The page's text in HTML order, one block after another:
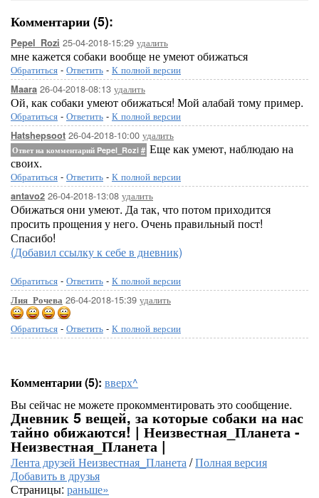
Комментарии (5):
Pepel_Rozi 25-04-2018-15:29 удалить
мне кажется собаки вообще не умеют обижаться
Обратиться - Ответить - К полной версии
Maara 26-04-2018-08:13 удалить
Ой, как собаки умеют обижаться! Мой алабай тому пример.
Обратиться - Ответить - К полной версии
Hatshepsoot 26-04-2018-10:00 удалить
Ответ на комментарий Pepel_Rozi # Еще как умеют, наблюдаю на
своих.
Обратиться - Ответить - К полной версии
antavo2 26-04-2018-13:08 удалить
Обижаться они умеют. Да так, что потом приходится
просить прощения у него. Очень правильный пост!
Спасибо!
(Добавил ссылку к себе в дневник)
Обратиться - Ответить - К полной версии
Лия_Рочева 26-04-2018-15:39 удалить
Обратиться - Ответить - К полной версии
Комментарии (5): вверх^
Вы сейчас не можете прокомментировать это сообщение.
Дневник 5 вещей, за которые собаки на нас
тайно обижаются! | Неизвестная_Планета -
Неизвестная_Планета |
Лента друзей Неизвестная_Планета/Полная версия
Добавить в друзья
Страницы: раньше»